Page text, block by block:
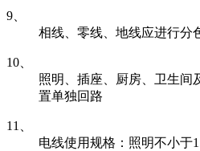
9、
相线、零线、地线应进行分
10、
照明、插座、厨房、卫生间
置单独回路
11、
电线使用规格：照明不小于